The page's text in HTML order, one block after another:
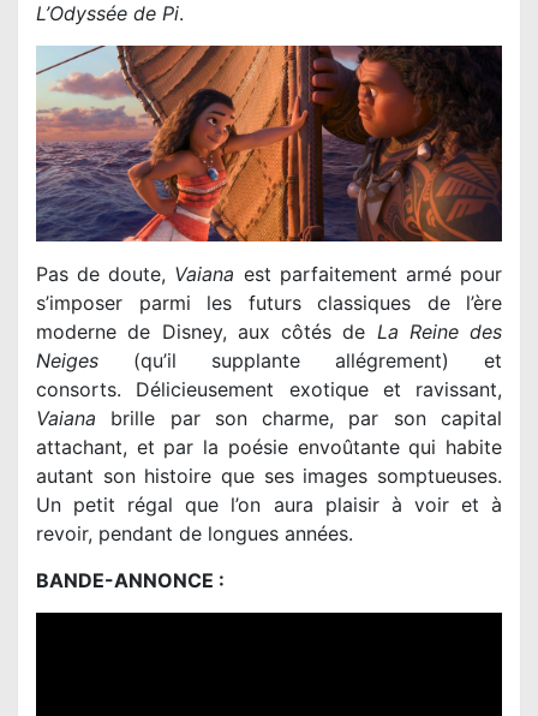
L’Odyssée de Pi.
Pas de doute, Vaiana est parfaitement armé pour
s’imposer parmi les futurs classiques de l’ère
moderne de Disney, aux côtés de La Reine des
Neiges (qu’il supplante allégrement) et
consorts. Délicieusement exotique et ravissant,
Vaiana brille par son charme, par son capital
attachant, et par la poésie envoûtante qui habite
autant son histoire que ses images somptueuses.
Un petit régal que l’on aura plaisir à voir et à
revoir, pendant de longues années.
BANDE-ANNONCE :